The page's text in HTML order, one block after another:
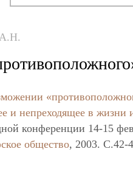
А.Н.
и непреходящее в жизни
конференции 14-15
общество, 2003. C.42-